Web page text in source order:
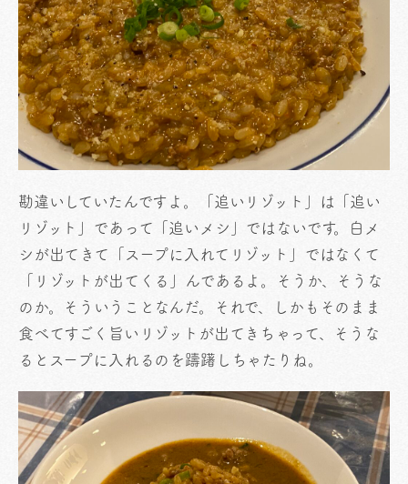
勘違いしていたんですよ。「追いリゾット」は「追い
リゾット」であって「追いメシ」ではないです。白メ
シが出てきて「スープに入れてリゾット」ではなくて
「リゾットが出てくる」んであるよ。そうか、そうな
のか。そういうことなんだ。それで、しかもそのまま
食べてすごく旨いリゾットが出てきちゃって、そうな
るとスープに入れるのを躊躇しちゃたりね。